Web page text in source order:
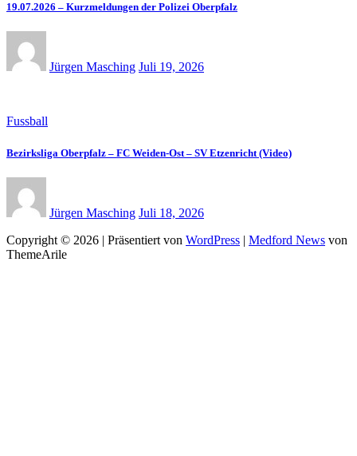
19.07.2026 – Kurzmeldungen der Polizei Oberpfalz
Jürgen Masching Juli 19, 2026
Fussball
Bezirksliga Oberpfalz – FC Weiden-Ost – SV Etzenricht (Video)
Jürgen Masching Juli 18, 2026
Copyright © 2026 | Präsentiert von WordPress | Medford News von
ThemeArile